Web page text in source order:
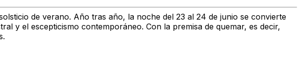
de verano. Año tras año, la noche del 23 al 24 de junio se convierte
y el escepticismo contemporáneo. Con la premisa de quemar, es decir,